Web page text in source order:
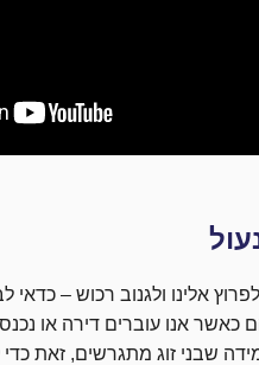
אלינו ולגנוב רכוש –
כאשר אנו עוברים דירה או
שבני זוג מתגרשים, זאת כדי